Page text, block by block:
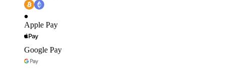
Apple Pay
Google Pay